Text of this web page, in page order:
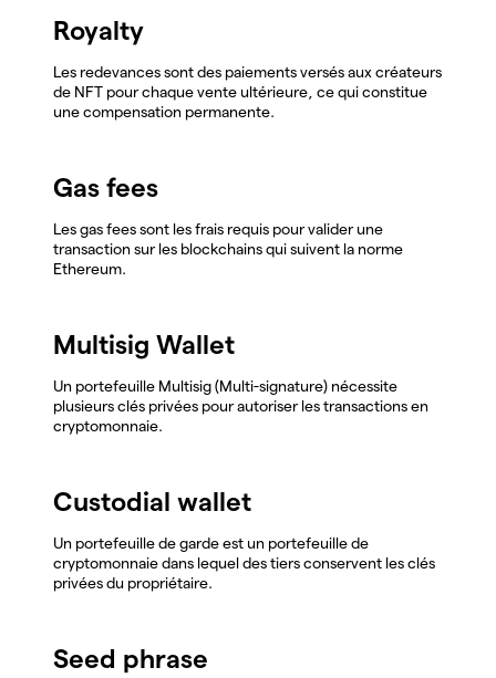
Royalty
Les redevances sont des paiements versés aux créateurs
de NFT pour chaque vente ultérieure, ce qui constitue
une compensation permanente.
Gas fees
Les gas fees sont les frais requis pour valider une
transaction sur les blockchains qui suivent la norme
Ethereum.
Multisig Wallet
Un portefeuille Multisig (Multi-signature) nécessite
plusieurs clés privées pour autoriser les transactions en
cryptomonnaie.
Custodial wallet
Un portefeuille de garde est un portefeuille de
cryptomonnaie dans lequel des tiers conservent les clés
privées du propriétaire.
Seed phrase